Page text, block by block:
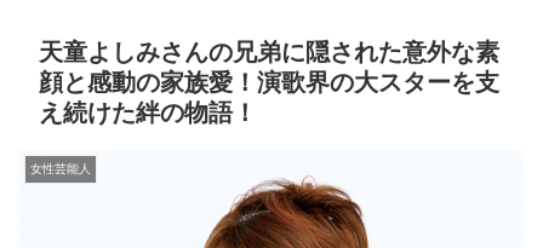
天童よしみさんの兄弟に隠された意外な素
顔と感動の家族愛！演歌界の大スターを支
え続けた絆の物語！
女性芸能人